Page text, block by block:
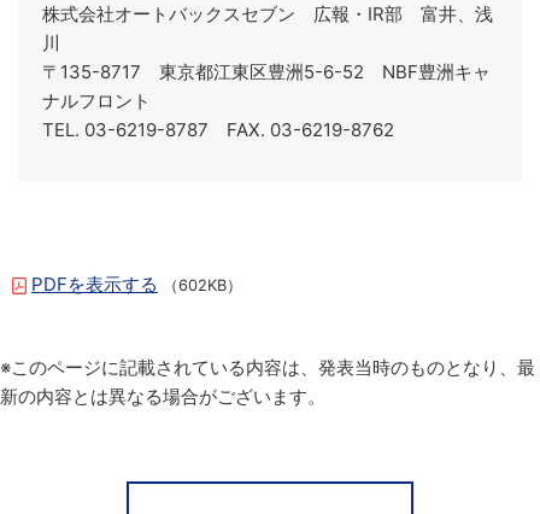
株式会社オートバックスセブン 広報・IR部 富井、浅
川
〒135-8717 東京都江東区豊洲5-6-52 NBF豊洲キャ
ナルフロント
TEL. 03-6219-8787 FAX. 03-6219-8762
PDFを表示する （602KB）
※このページに記載されている内容は、発表当時のものとなり、最
新の内容とは異なる場合がございます。